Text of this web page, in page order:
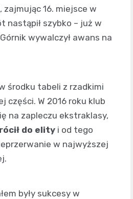
zajmując 16. miejsce w
nastąpił szybko – już w
wywalczył awans na
środku tabeli z rzadkimi
części. W 2016 roku klub
na zapleczu ekstraklasy,
do elity i od tego
w najwyższej
były sukcesy w